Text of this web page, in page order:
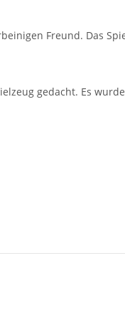
Freund. Das
gedacht. Es